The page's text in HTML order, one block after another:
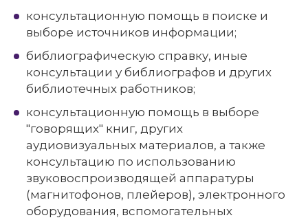
консультационную помощь в поиске и
выборе источников информации;
библиографическую справку, иные
консультации у библиографов и других
библиотечных работников;
консультационную помощь в выборе
"говорящих" книг, других
аудиовизуальных материалов, а также
консультацию по использованию
звуковоспроизводящей аппаратуры
(магнитофонов, плейеров), электронного
оборудования, вспомогательных